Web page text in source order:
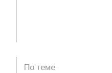
По теме